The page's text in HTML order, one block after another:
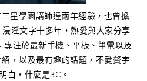
星學園講師達兩年經驗，也曾擔
淫文字十多年，熱愛與大家分享
注於最新手機、平板、筆電以及
，以及最有趣的話題，不愛贅字
白，什麼是3C。